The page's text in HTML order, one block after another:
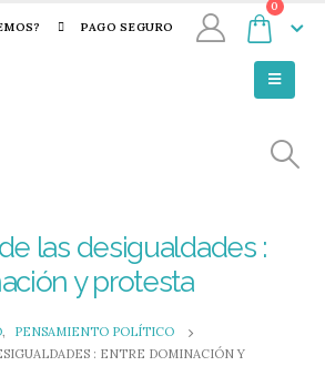
PAGO SEGURO
0
las desigualdades :
y protesta
,
PENSAMIENTO POLÍTICO
: ENTRE DOMINACIÓN Y